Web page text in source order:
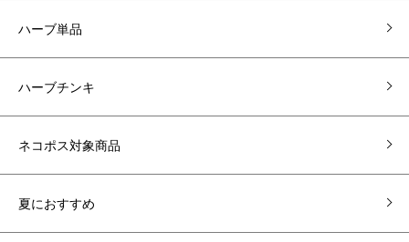
ハーブ単品
ハーブチンキ
ネコポス対象商品
夏におすすめ